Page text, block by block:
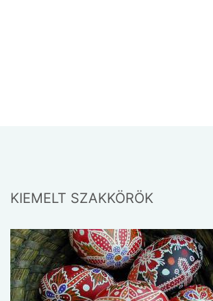
KIEMELT SZAKKÖRÖK
meg, és elindulunk a tervezés,
motívumaikkal, majd belekóstolunk a
motívumfeldolgozás ...